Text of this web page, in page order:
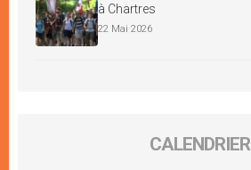
à Chartres
22 Mai 2026
CALENDRIER